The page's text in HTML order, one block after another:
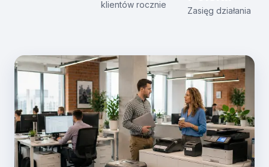
klientów rocznie
Zasięg działania